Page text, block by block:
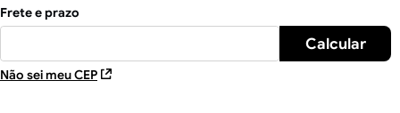
Não sei meu CEP